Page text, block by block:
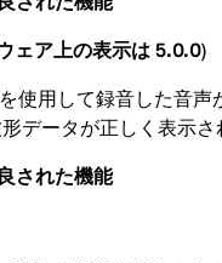
ェア上の表示は 5.0.0)
使用して録音した音
形データが正しく表示
された機能